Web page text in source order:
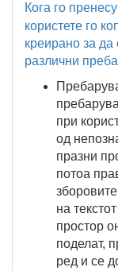
Кога го
користете го
креирано за
различни
при
од
празни
потоа
на
простор
поделат,
ред и се